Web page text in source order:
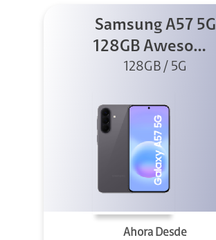
Samsung A57 5G
128GB Awesome
Gray
128GB / 5G
Ahora Desde